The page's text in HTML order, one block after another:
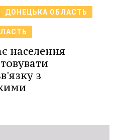
ДОНЕЦЬКА ОБЛАСТЬ
населення
з